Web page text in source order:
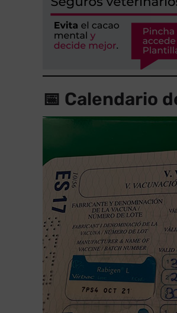
📅 Calendario